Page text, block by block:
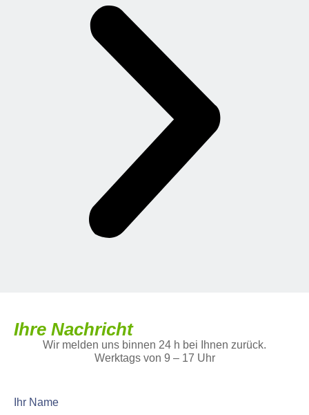
Ihre Nachricht
Wir melden uns binnen 24 h bei Ihnen zurück.
Werktags von 9 – 17 Uhr
Ihr Name